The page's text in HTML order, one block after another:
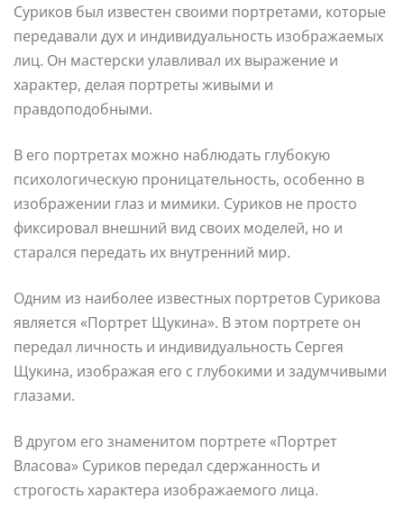
Суриков был известен своими портретами, которые
передавали дух и индивидуальность изображаемых
лиц. Он мастерски улавливал их выражение и
характер, делая портреты живыми и
правдоподобными.
В его портретах можно наблюдать глубокую
психологическую проницательность, особенно в
изображении глаз и мимики. Суриков не просто
фиксировал внешний вид своих моделей, но и
старался передать их внутренний мир.
Одним из наиболее известных портретов Сурикова
является «Портрет Щукина». В этом портрете он
передал личность и индивидуальность Сергея
Щукина, изображая его с глубокими и задумчивыми
глазами.
В другом его знаменитом портрете «Портрет
Власова» Суриков передал сдержанность и
строгость характера изображаемого лица.